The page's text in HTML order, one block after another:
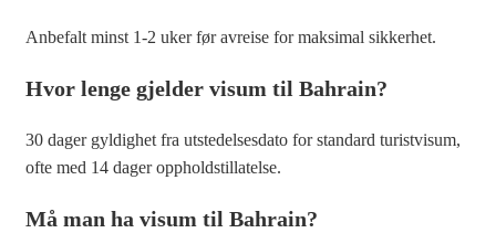
Anbefalt minst 1-2 uker før avreise for maksimal sikkerhet.
Hvor lenge gjelder visum til Bahrain?
30 dager gyldighet fra utstedelsesdato for standard turistvisum,
ofte med 14 dager oppholdstillatelse.
Må man ha visum til Bahrain?